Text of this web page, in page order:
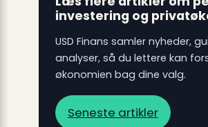
investering og
USD Finans samler nyheder,
analyser, så du lettere kan
økonomien bag dine valg.
Seneste artikler